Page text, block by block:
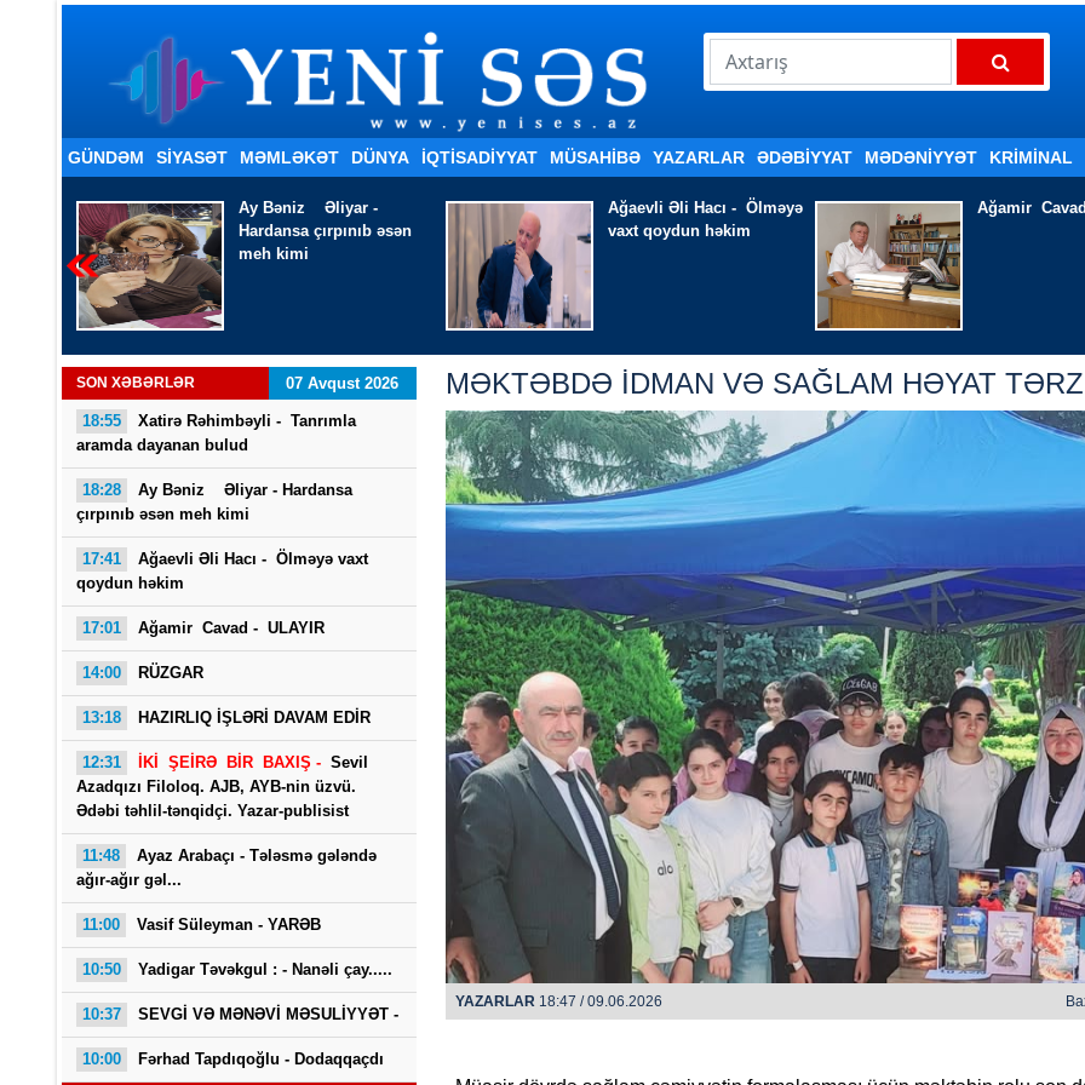
GÜNDƏM SİYASƏT MƏMLƏKƏT DÜNYA İQTISADIYYAT MÜSAHİBƏ YAZARLAR ƏDƏBIYYAT MƏDƏNİYYƏT KRİMİNAL
Ağaevli Əli Hacı -Ölməyə
vaxt qoydun həkim
Ağamir Cavad - ULAYIR
HAZIRLIQ
SON XƏBƏRLƏR 07 Avqust 2026
18:55
Xatirə Rəhimbəyli - Tanrımla
aramda dayanan bulud
18:28
Ay Bəniz Əliyar - Hardansa
çırpınıb əsən meh kimi
17:41 Ağaevli Əli Hacı - Ölməyə vaxt
qoydun həkim
17:01 Ağamir Cavad - ULAYIR
14:00 RÜZGAR
13:18 HAZIRLIQ İŞLƏRİ DAVAM EDİR
12:31 İKİ ŞEİRƏ BİR BAXIŞ - Sevil
Azadqızı Filoloq. AJB, AYB-nin üzvü.
Ədəbi təhlil-tənqidçi. Yazar-publisist
11:48
Ayaz Arabaçı - Tələsmə gələndə
ağır-ağır gəl...
11:00 Vasif Süleyman - YARƏB
10:50 Yadigar Təvəkgul : - Nanəli çay.....
10:37 SEVGİ VƏ MƏNƏVİ MƏSULİYYƏT -
10:00 Fərhad Tapdıqoğlu - Dodaqqaçdı
MƏKTƏBDƏ İDMAN VƏ SAĞLAM HƏYAT
YAZARLAR 18:47 / 09.06.2026
Sabah bəzi yerlərdə yağış yağacaq
Xocalı, Ağdərə və Cəbrayılın
kəndlərinə köç karvanı yola